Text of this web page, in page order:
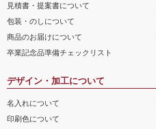
見積書・提案書について
包装・のしについて
商品のお届けについて
卒業記念品準備チェックリスト
デザイン・加工について
名入れについて
印刷色について